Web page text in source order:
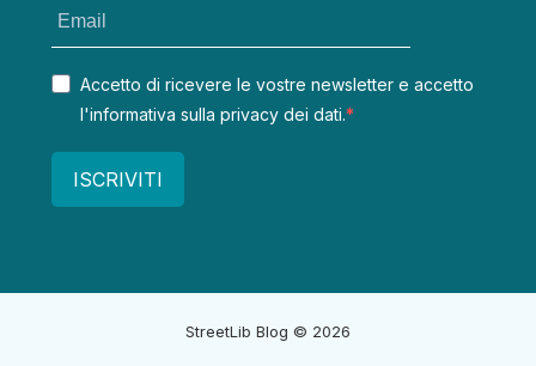
Accetto di ricevere le vostre newsletter e accetto
l'informativa sulla privacy dei dati.
ISCRIVITI
StreetLib Blog © 2026